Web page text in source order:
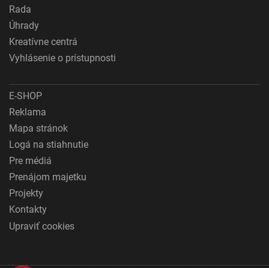
Rada
Úhrady
Kreatívne centrá
Vyhlásenie o prístupnosti
E-SHOP
Reklama
Mapa stránok
Logá na stiahnutie
Pre médiá
Prenájom majetku
Projekty
Kontakty
Upraviť cookies